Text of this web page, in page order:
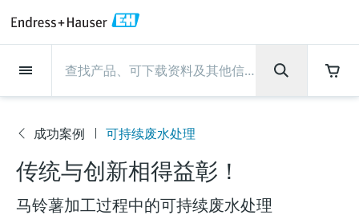
现场仪表
流量
物位测量
流量
电磁流量计
科里奥利质量流量计
物位测量
雷达物位测量
Vibronic point level detection
液体分析
pH电极和变送器
电导率传感器和变送器
温度测量
温度变送器
工业温度计
压力测量
绝压和表压测量
差压测量
系统产品
数据管理仪&数据记录仪
过程测控仪
光学分析
TDLAS和QF分析仪
拉曼光谱分析仪
Netilion IIoT
Netilion Value
Netilion Health
服务产品
Project and commissioning services
技术支持服务
Project and commissioning
仪表调试服务
Industrial Project Management
技术支持服务
远程技术支持
远程资产监控
仪表维护
验证服务
现场仪表校准服务
仪表性能优化服务
校准报告分析
优化校准间隔时间
行业应用
食品与饮料
水务和环境：保护 —— 节约 —— 提高
支持
快速获取服务支持！
技术支持中心 —— Endress+Hauser提供全方
位服务，与您相伴前行
公司
Endress+Hauser集团
生产中心
Endress+Hauser集团
公司概况
Endress+Hauser在中国
生产中心
物位和压力测量
Endress+Hauser流量
集团实力
过程安全性
网络安全性
新闻与案例
新闻与案例总览
所有文章
活动和培训
培训
研讨会
您的Endress+Hauser职业生
Explore open positions
在Endress+Hauser工作
司
成功案例 可持续废水处理
传统与创新相得益彰！
马铃薯加工过程中的可持续废水处理